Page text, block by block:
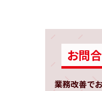
お問
業務改善で